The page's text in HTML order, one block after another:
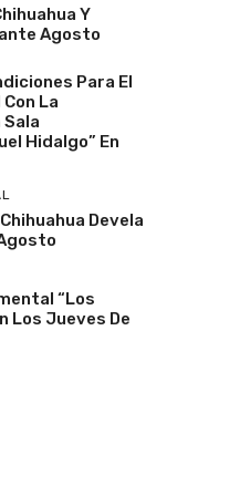
Y
Agosto
Para El
La
Sala
Hidalgo” En
Devela
“Los
Los Jueves De